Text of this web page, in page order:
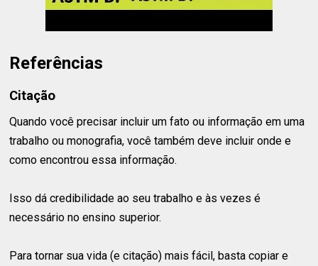
Referências
Citação
Quando você precisar incluir um fato ou informação em uma
trabalho ou monografia, você também deve incluir onde e
como encontrou essa informação.
Isso dá credibilidade ao seu trabalho e às vezes é
necessário no ensino superior.
Para tornar sua vida (e citação) mais fácil, basta copiar e